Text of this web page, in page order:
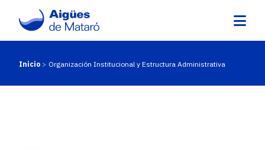
Pasar
contenido
Inicio Organización Institucional y Estructura Administrativa